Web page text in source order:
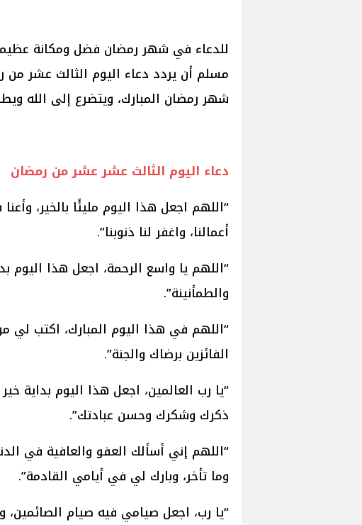
للدعاء في شهر رمضان فضل ومكانة
مسلم أن يردد دعاء اليوم الثالث عشر
شهر رمضان المبارك، ويتضرع إلى الله
دعاء اليوم الثالث عشر عشر من رمضان
“اللهم اجعل هذا اليوم مليئًا بالخير،
أعمالنا، واغفر لنا ذنوبنا”.
“اللهم يا واسع الرحمة، اجعل هذا اليوم
والطمأنينة”.
“اللهم في هذا اليوم المبارك، اكتب لي
الفائزين برضاك والجنة”.
“يا رب العالمين، اجعل هذا اليوم بداية
ذكرك وشكرك وحسن عبادتك”.
“اللهم إني أسألك العفو والعافية في
وما تأخر، وبارك لي في أيامي القادمة”.
“يا رب، اجعل صيامي فيه صيام